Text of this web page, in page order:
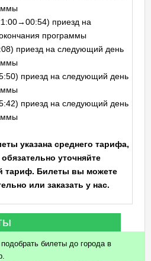
приезд на
программы
приезд на следующий день
приезд на следующий день
приезд на следующий день
указана среднего тарифа,
уточняйте
тариф. Билеты вы можете
или заказать у нас.
билеты до города в